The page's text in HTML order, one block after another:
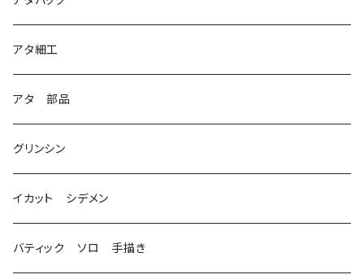
2
3
アタ細工
アタ 部品
グリンシン
イカット シデメン
バティック ソロ 手描き